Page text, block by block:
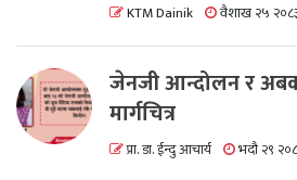
KTM Dainik वैशाख २५
जेनजी आन्दोलन र
मार्गचित्र
प्रा. डा. ईन्दु आचार्य भदौ २९